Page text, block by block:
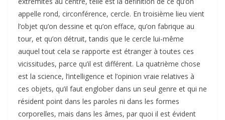
appelle rond, circonférence, cercle. En troisième lieu vient
l’objet qu’on dessine et qu’on efface, qu’on fabrique au
tour, et qu’on détruit, tandis que le cercle lui-même
auquel tout cela se rapporte est étranger à toutes ces
vicissitudes, parce qu’il est différent. La quatrième chose
est la science, l’intelligence et l’opinion vraie relatives à
ces objets, qu’il faut englober dans un seul genre et qui ne
résident point dans les paroles ni dans les formes
corporelles, mais dans les âmes, par quoi il est évident